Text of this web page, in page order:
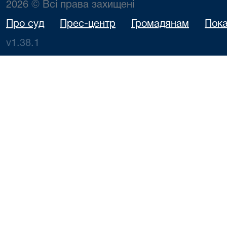
2026 © Всі права захищені
Про суд Прес-центр Громадянам
v1.38.1